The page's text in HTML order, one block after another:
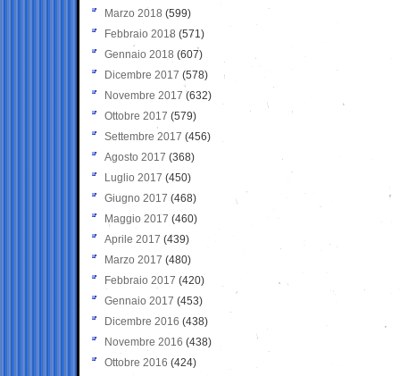
Marzo 2018 (599)
Febbraio 2018 (571)
Gennaio 2018 (607)
Dicembre 2017 (578)
Novembre 2017 (632)
Ottobre 2017 (579)
Settembre 2017 (456)
Agosto 2017 (368)
Luglio 2017 (450)
Giugno 2017 (468)
Maggio 2017 (460)
Aprile 2017 (439)
Marzo 2017 (480)
Febbraio 2017 (420)
Gennaio 2017 (453)
Dicembre 2016 (438)
Novembre 2016 (438)
Ottobre 2016 (424)